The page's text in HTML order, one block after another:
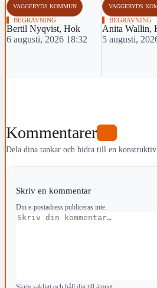
VAGGERYDS KOMMUN
BEGRAVNING
Bertil Nyqvist, Hok
6 augusti, 2026 18:32
VAGGERYDS
BEGRAVNING
Anita Wallin,
5 augusti,
Kommentarer
Dela dina tankar och bidra till en konstruktiv
Skriv en kommentar
Din e-postadress publiceras inte.
Kommentar